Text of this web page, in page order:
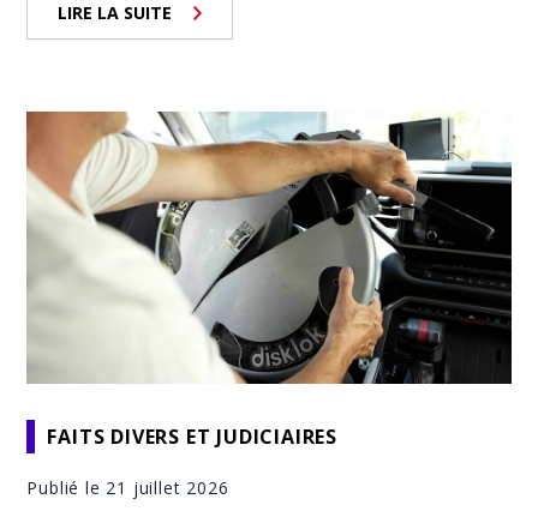
LIRE LA SUITE
FAITS DIVERS ET JUDICIAIRES
Publié le 21 juillet 2026